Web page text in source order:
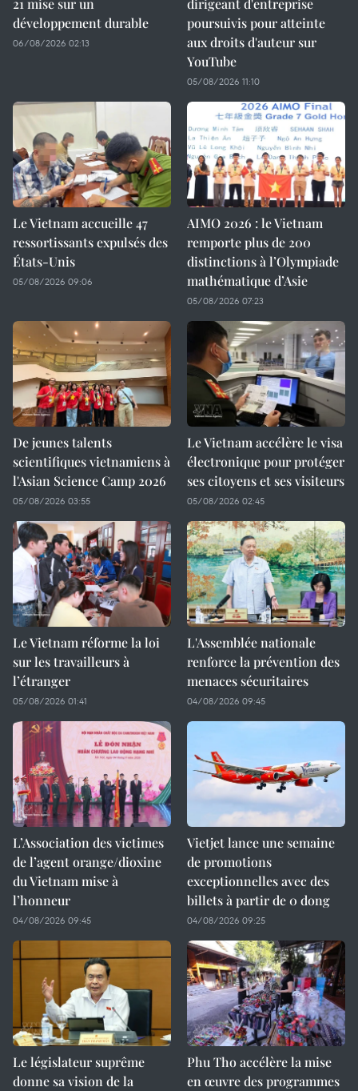
21 mise sur un
développement durable
06/08/2026 02:13
dirigeant d'entreprise
poursuivis pour atteinte
aux droits d'auteur sur
YouTube
05/08/2026 11:10
Le Vietnam accueille 47
ressortissants expulsés des
États-Unis
05/08/2026 09:06
AIMO 2026 : le Vietnam
remporte plus de 200
distinctions à l’Olympiade
mathématique d’Asie
05/08/2026 07:23
De jeunes talents
scientifiques vietnamiens à
l'Asian Science Camp 2026
05/08/2026 03:55
Le Vietnam accélère le visa
électronique pour protéger
ses citoyens et ses visiteurs
05/08/2026 02:45
Le Vietnam réforme la loi
sur les travailleurs à
l’étranger
05/08/2026 01:41
L'Assemblée nationale
renforce la prévention des
menaces sécuritaires
04/08/2026 09:45
L’Association des victimes
de l’agent orange/dioxine
du Vietnam mise à
l’honneur
04/08/2026 09:45
Vietjet lance une semaine
de promotions
exceptionnelles avec des
billets à partir de 0 dong
04/08/2026 09:25
Le législateur suprême
donne sa vision de la
Phu Tho accélère la mise
en œuvre des programmes